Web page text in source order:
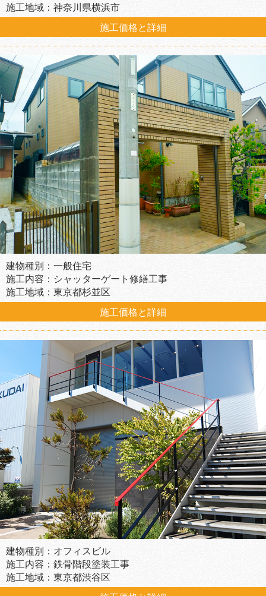
施工地域：神奈川県横浜市
施工価格と詳細
建物種別：一般住宅
施工内容：シャッターゲート修繕工事
施工地域：東京都杉並区
施工価格と詳細
建物種別：オフィスビル
施工内容：鉄骨階段塗装工事
施工地域：東京都渋谷区